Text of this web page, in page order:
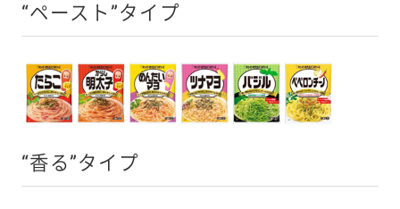
“ペースト”タイプ
“香る”タイプ